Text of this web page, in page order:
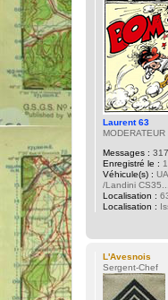
Laurent 63
MODERATEUR
Messages :
Enregistré le :
Véhicule(s) :
/Landini CS35...
Localisation :
Localisation :
L'Avesnois
Sergent-Chef